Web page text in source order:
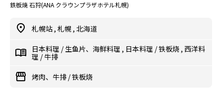
鉄板焼 石狩(ANA クラウンプラザホテル札幌)
札幌站 , 札幌 , 北海道
日本料理 /生鱼片、海鲜料理 , 日本料理 /铁板烧 , 西洋料
理 /牛排
烤肉、牛排 /铁板烧